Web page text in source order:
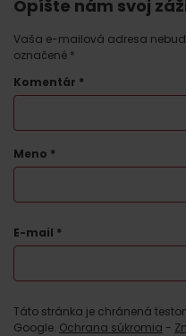
Opíšte nám svoj
Vaša e-mailová adresa
označené *
Komentár *
Meno *
E-mail *
Táto stránka je chránená
Google. Ochrana súkromia -